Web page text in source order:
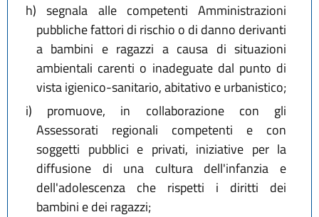
h) segnala alle competenti Amministrazioni
pubbliche fattori di rischio o di danno derivanti
a bambini e ragazzi a causa di situazioni
ambientali carenti o inadeguate dal punto di
vista igienico-sanitario, abitativo e urbanistico;
i) promuove, in collaborazione con gli
Assessorati regionali competenti e con
soggetti pubblici e privati, iniziative per la
diffusione di una cultura dell'infanzia e
dell'adolescenza che rispetti i diritti dei
bambini e dei ragazzi;